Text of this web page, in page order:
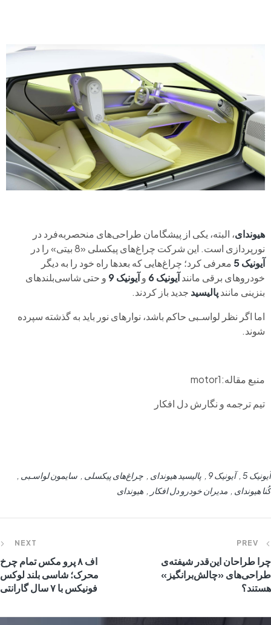
هیوندای، البته، یکی از پیشگامان طراحی‌های منحصربه‌فرد در
نورپردازی است. این شرکت چراغ‌های پیکسلی «8 بیتی» را در
آیونیک 5
معرفی کرد؛ چراغ‌هایی که بعدها راه خود را به دیگر
خودروهای برقی مانندآیونیک 6 وآیونیک 9
و حتی شاسی‌بلندهای
بنزینی مانندپالیسید جدید باز کردند.
اما اگر نظر لواسـبی حاکم باشد، نوارهای نور باید به گذشته سپرده
شوند.
منبع مقاله:motor1
تیم ترجمه و نگارش دل افکار
آیونیک 5 آیونیک 9 پالیسید هیوندای چراغ‌های پیکسلی
سایمون لواسـبی
کُنا هیوندای
مدیران خودرو دل افکار هیوندای
PREV
چرا طراحان این‌قدر شیفته‌ی
طراحی‌های «چالش‌برانگیز»
هستند؟
NEXT
اف ۸ پرو مکس تمام چرخ
محرک؛ شاسی بلند لوکس
فونیکس با ۷ سال گارانتی